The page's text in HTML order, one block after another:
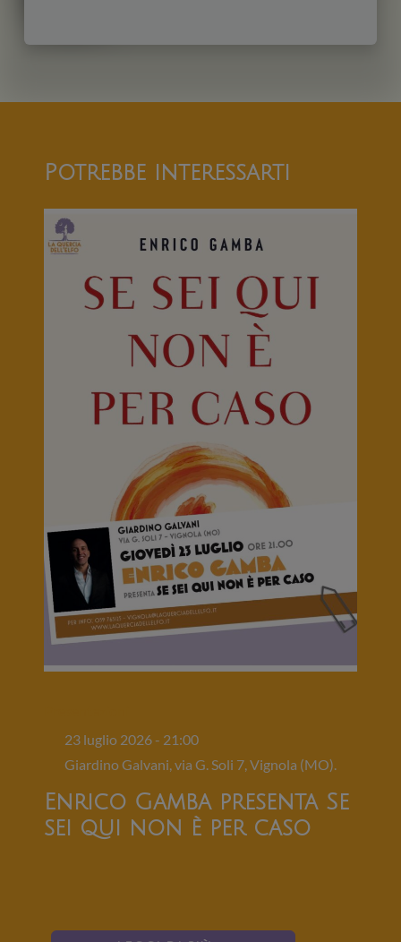
Potrebbe interessarti
23 luglio 2026 - 21:00
Giardino Galvani, via G. Soli 7, Vignola (MO).
Enrico Gamba presenta Se
sei qui non è per caso